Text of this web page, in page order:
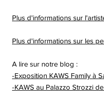
Plus d'informations sur
Plus d'informations sur les
A lire sur notre blog :
-Exposition KAWS Family à
-KAWS au Palazzo Strozzi